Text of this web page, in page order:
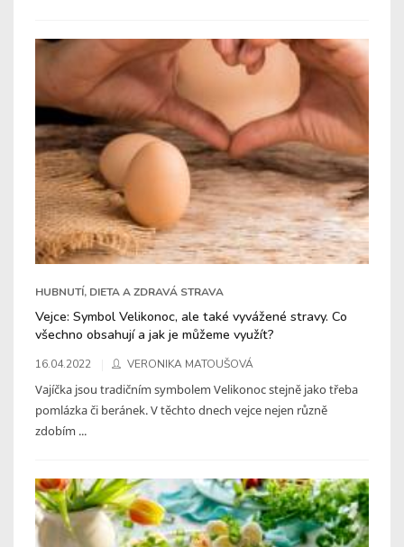
HUBNUTÍ, DIETA A ZDRAVÁ STRAVA
Vejce: Symbol Velikonoc, ale také vyvážené stravy. Co
všechno obsahují a jak je můžeme využít?
16.04.2022 VERONIKA MATOUŠOVÁ
Vajíčka jsou tradičním symbolem Velikonoc stejně jako třeba
pomlázka či beránek. V těchto dnech vejce nejen různě
zdobím ...